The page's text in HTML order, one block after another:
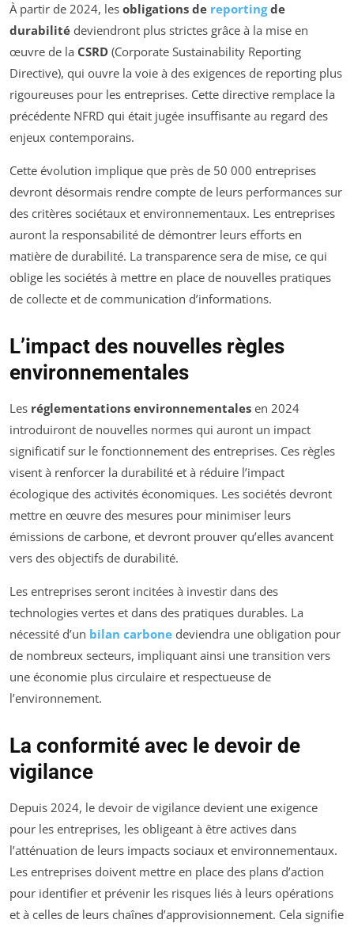
À partir de 2024, les obligations de reportingde
durabilité deviendront plus strictes grâce à la mise en
œuvre de la CSRD (Corporate Sustainability Reporting
Directive), qui ouvre la voie à des exigences de reporting plus
rigoureuses pour les entreprises. Cette directive remplace la
précédente NFRD qui était jugée insuffisante au regard des
enjeux contemporains.
Cette évolution implique que près de 50 000 entreprises
devront désormais rendre compte de leurs performances sur
des critères sociétaux et environnementaux. Les entreprises
auront la responsabilité de démontrer leurs efforts en
matière de durabilité. La transparence sera de mise, ce qui
oblige les sociétés à mettre en place de nouvelles pratiques
de collecte et de communication d’informations.
L’impact des nouvelles règles
environnementales
Les réglementations environnementales en 2024
introduiront de nouvelles normes qui auront un impact
significatif sur le fonctionnement des entreprises. Ces règles
visent à renforcer la durabilité et à réduire l’impact
écologique des activités économiques. Les sociétés devront
mettre en œuvre des mesures pour minimiser leurs
émissions de carbone, et devront prouver qu’elles avancent
vers des objectifs de durabilité.
Les entreprises seront incitées à investir dans des
technologies vertes et dans des pratiques durables. La
nécessité d’un bilan carbone deviendra une obligation pour
de nombreux secteurs, impliquant ainsi une transition vers
une économie plus circulaire et respectueuse de
l’environnement.
La conformité avec le devoir de
vigilance
Depuis 2024, le devoir de vigilance devient une exigence
pour les entreprises, les obligeant à être actives dans
l’atténuation de leurs impacts sociaux et environnementaux.
Les entreprises doivent mettre en place des plans d’action
pour identifier et prévenir les risques liés à leurs opérations
et à celles de leurs chaînes d’approvisionnement. Cela signifie